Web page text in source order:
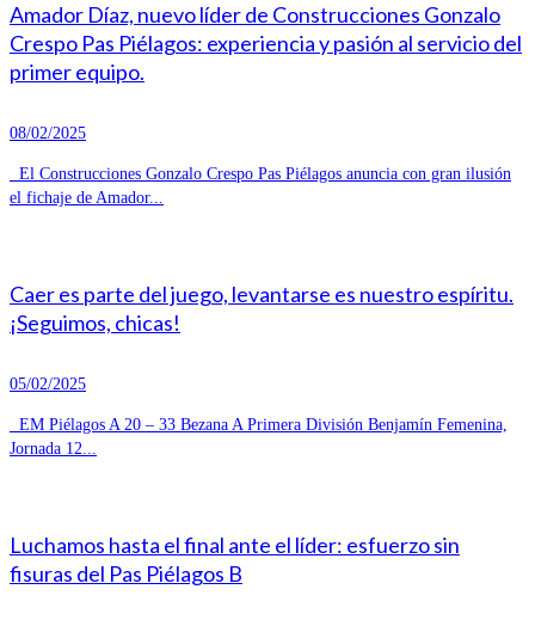
Amador Díaz, nuevo líder de Construcciones Gonzalo
Crespo Pas Piélagos: experiencia y pasión al servicio del
primer equipo.
08/02/2025
El Construcciones Gonzalo Crespo Pas Piélagos anuncia con gran ilusión
el fichaje de Amador...
Caer es parte del juego, levantarse es nuestro espíritu.
¡Seguimos, chicas!
05/02/2025
EM Piélagos A 20 – 33 Bezana A Primera División Benjamín Femenina,
Jornada 12...
Luchamos hasta el final ante el líder: esfuerzo sin
fisuras del Pas Piélagos B